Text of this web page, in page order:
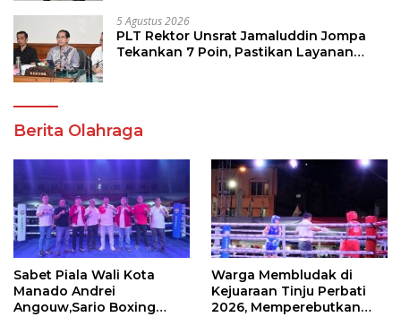
5 Agustus 2026
PLT Rektor Unsrat Jamaluddin Jompa
Tekankan 7 Poin, Pastikan Layanan
Berita Olahraga
Sabet Piala Wali Kota
Manado Andrei
Angouw,Sario Boxing
Warga Membludak di
Kejuaraan Tinju Perbati
2026, Memperebutkan